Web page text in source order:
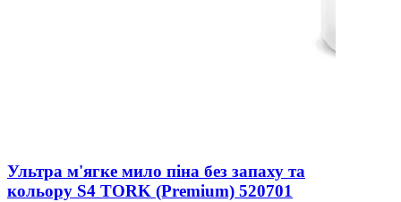
Ультра м'ягке мило піна без запаху та
кольору S4 TORK (Premium) 520701